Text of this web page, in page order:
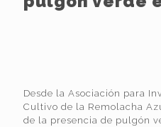
Desde la Asociación para
Cultivo de la Remolacha
de la presencia de pulgón